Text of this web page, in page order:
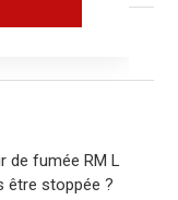
de fumée RM L
être stoppée ?